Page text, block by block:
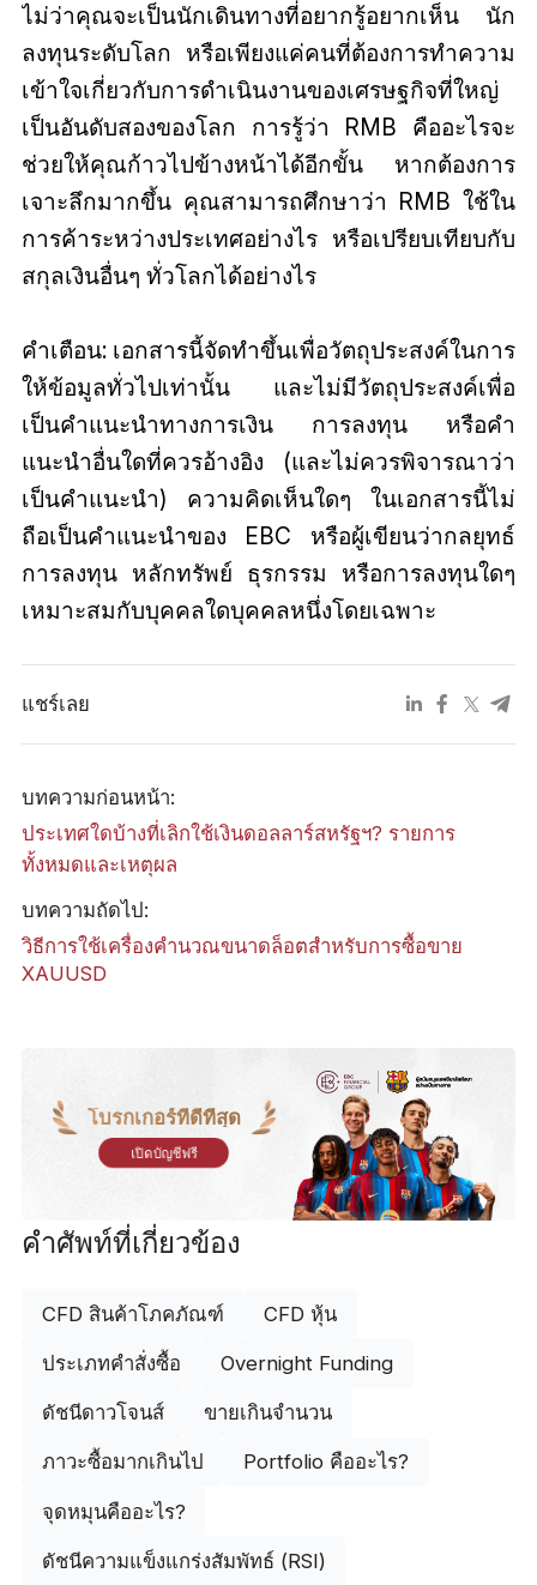
ไม่ว่าคุณจะเป็นนักเดินทางที่อยากรู้อยากเห็น นัก
ลงทุนระดับโลก หรือเพียงแค่คนที่ต้องการทำความ
เข้าใจเกี่ยวกับการดำเนินงานของเศรษฐกิจที่ใหญ่
เป็นอันดับสองของโลก การรู้ว่า RMB คืออะไรจะ
ช่วยให้คุณก้าวไปข้างหน้าได้อีกขั้น หากต้องการ
เจาะลึกมากขึ้น คุณสามารถศึกษาว่า RMB ใช้ใน
การค้าระหว่างประเทศอย่างไร หรือเปรียบเทียบกับ
สกุลเงินอื่นๆ ทั่วโลกได้อย่างไร
คำเตือน: เอกสารนี้จัดทำขึ้นเพื่อวัตถุประสงค์ในการ
ให้ข้อมูลทั่วไปเท่านั้น และไม่มีวัตถุประสงค์เพื่อ
เป็นคำแนะนำทางการเงิน การลงทุน หรือคำ
แนะนำอื่นใดที่ควรอ้างอิง (และไม่ควรพิจารณาว่า
เป็นคำแนะนำ) ความคิดเห็นใดๆ ในเอกสารนี้ไม่
ถือเป็นคำแนะนำของ EBC หรือผู้เขียนว่ากลยุทธ์
การลงทุน หลักทรัพย์ ธุรกรรม หรือการลงทุนใดๆ
เหมาะสมกับบุคคลใดบุคคลหนึ่งโดยเฉพาะ
แชร์เลย
บทความก่อนหน้า:
ประเทศใดบ้างที่เลิกใช้เงินดอลลาร์สหรัฐฯ? รายการ
ทั้งหมดและเหตุผล
บทความถัดไป:
วิธีการใช้เครื่องคำนวณขนาดล็อตสำหรับการซื้อขาย
XAUUSD
โบรกเกอร์ที่ดีที่สุด
เปิดบัญชีฟรี
คำศัพท์ที่เกี่ยวข้อง
CFD สินค้าโภคภัณฑ์ CFD หุ้น
ประเภทคำสั่งซื้อ Overnight Funding
ดัชนีดาวโจนส์ ขายเกินจำนวน
ภาวะซื้อมากเกินไป Portfolio คืออะไร?
จุดหมุนคืออะไร?
ดัชนีความแข็งแกร่งสัมพัทธ์ (RSI)